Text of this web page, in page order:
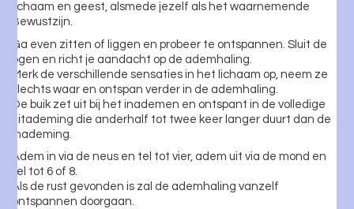
lichaam en geest, alsmede jezelf als het waarnemende
Bewustzijn.
Ga even zitten of liggen en probeer te ontspannen. Sluit de
ogen en richt je aandacht op de ademhaling.
Merk de verschillende sensaties in het lichaam op, neem ze
slechts waar en ontspan verder in de ademhaling.
De buik zet uit bij het inademen en ontspant in de volledige
uitademing die anderhalf tot twee keer langer duurt dan de
inademing.
Adem in via de neus en tel tot vier, adem uit via de mond en
tel tot 6 of 8.
Als de rust gevonden is zal de ademhaling vanzelf
ontspannen doorgaan.